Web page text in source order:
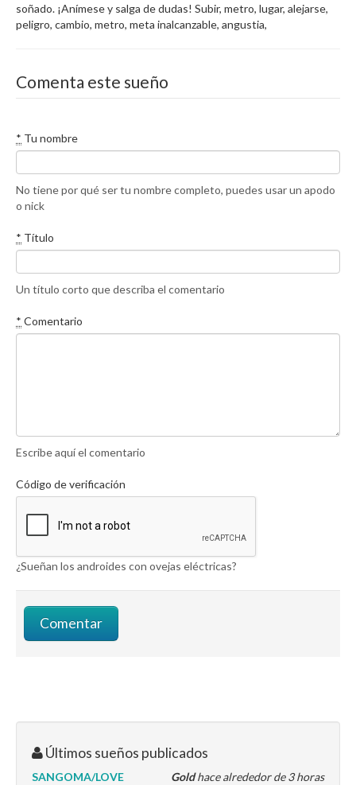
soñado. ¡Anímese y salga de dudas! Subir, metro, lugar, alejarse,
peligro, cambio, metro, meta inalcanzable, angustia,
Comenta este sueño
* Tu nombre
No tiene por qué ser tu nombre completo, puedes usar un apodo
o nick
* Título
Un título corto que describa el comentario
* Comentario
Escribe aquí el comentario
Código de verificación
¿Sueñan los androides con ovejas eléctricas?
Últimos sueños publicados
Goldhace alrededor de 3 horas
SANGOMA/LOVE